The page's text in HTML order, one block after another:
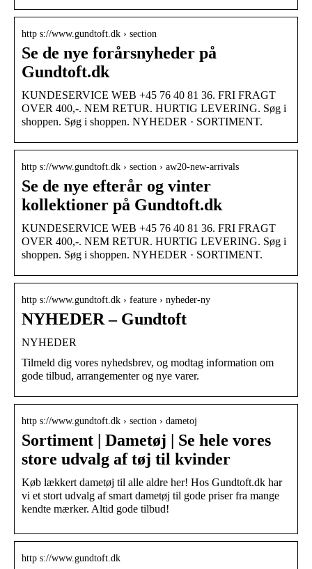
http s://www.gundtoft.dk › section
Se de nye forårsnyheder på
Gundtoft.dk
KUNDESERVICE WEB +45 76 40 81 36. FRI FRAGT
OVER 400,-. NEM RETUR. HURTIG LEVERING. Søg i
shoppen. Søg i shoppen. NYHEDER · SORTIMENT.
http s://www.gundtoft.dk › section › aw20-new-arrivals
Se de nye efterår og vinter
kollektioner på Gundtoft.dk
KUNDESERVICE WEB +45 76 40 81 36. FRI FRAGT
OVER 400,-. NEM RETUR. HURTIG LEVERING. Søg i
shoppen. Søg i shoppen. NYHEDER · SORTIMENT.
http s://www.gundtoft.dk › feature › nyheder-ny
NYHEDER – Gundtoft
NYHEDER
Tilmeld dig vores nyhedsbrev, og modtag information om
gode tilbud, arrangementer og nye varer.
http s://www.gundtoft.dk › section › dametoj
Sortiment | Dametøj | Se hele vores
store udvalg af tøj til kvinder
Køb lækkert dametøj til alle aldre her! Hos Gundtoft.dk har
vi et stort udvalg af smart dametøj til gode priser fra mange
kendte mærker. Altid gode tilbud!
http s://www.gundtoft.dk